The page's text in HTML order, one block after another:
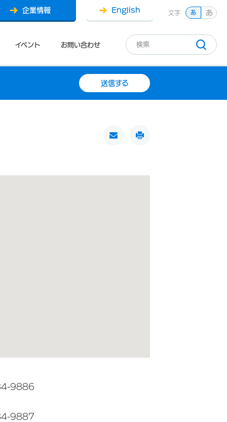
イベント お問い合わせ
企業情報 English 文字 あ あ
送信する
9886
9887